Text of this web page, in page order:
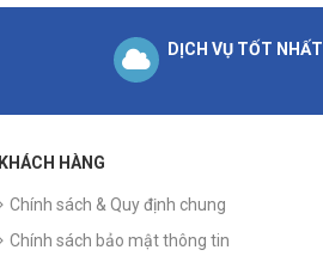
DỊCH VỤ TỐT NHẤT
KHÁCH HÀNG
Chính sách & Quy định chung
Chính sách bảo mật thông tin